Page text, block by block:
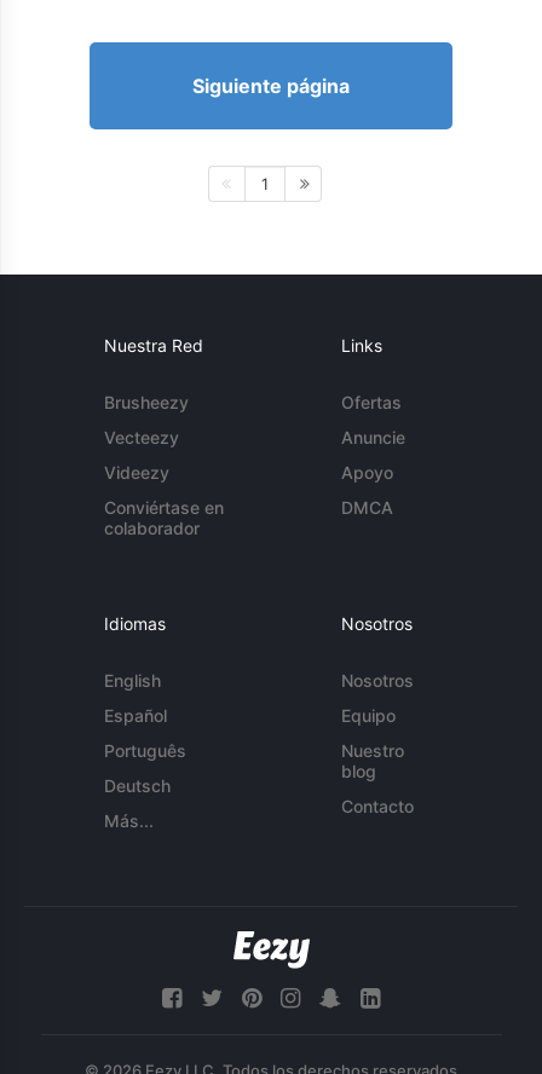
Siguiente página
1
Nuestra Red
Brusheezy
Vecteezy
Videezy
Conviértase en
colaborador
Links
Ofertas
Anuncie
Apoyo
DMCA
Idiomas
English
Español
Português
Deutsch
Más...
Nosotros
Nosotros
Equipo
Nuestro
blog
Contacto